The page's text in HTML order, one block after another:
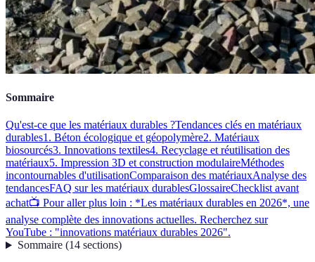
Sommaire
Qu'est-ce que les matériaux durables ?Tendances clés en matériaux
durables1. Béton écologique et géopolymère2. Matériaux
biosourcés3. Innovations textiles4. Recyclage et réutilisation des
matériaux5. Impression 3D et construction modulaireMéthodes
incontournables d'utilisationComparaison des matériauxAnalyse des
tendancesFAQ sur les matériaux durablesGlossaireChecklist avant
achat📺 Pour aller plus loin : *Les matériaux durables en 2026*, une
analyse complète des innovations actuelles. Recherchez sur
YouTube : "innovations matériaux durables 2026".
Sommaire(14 sections)